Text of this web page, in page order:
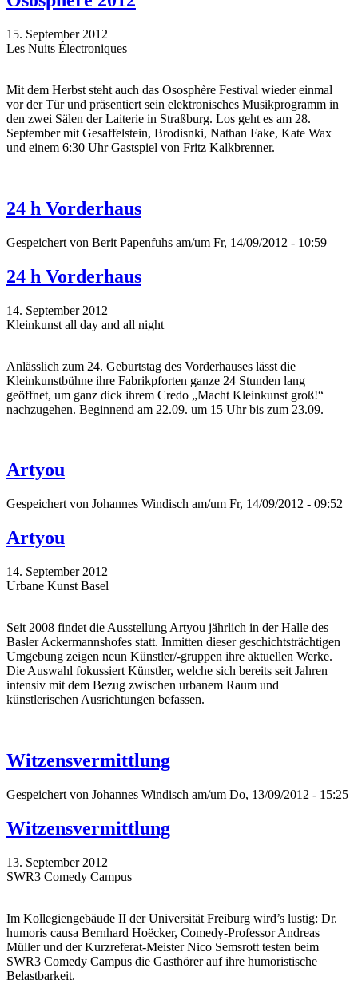
15. September 2012
Les Nuits Électroniques
Mit dem Herbst steht auch das Ososphère Festival wieder einmal
vor der Tür und präsentiert sein elektronisches Musikprogramm in
den zwei Sälen der Laiterie in Straßburg. Los geht es am 28.
September mit Gesaffelstein, Brodisnki, Nathan Fake, Kate Wax
und einem 6:30 Uhr Gastspiel von Fritz Kalkbrenner.
24 h Vorderhaus
Gespeichert von Berit Papenfuhs am/um Fr, 14/09/2012 - 10:59
24 h Vorderhaus
14. September 2012
Kleinkunst all day and all night
Anlässlich zum 24. Geburtstag des Vorderhauses lässt die
Kleinkunstbühne ihre Fabrikpforten ganze 24 Stunden lang
geöffnet, um ganz dick ihrem Credo „Macht Kleinkunst groß!“
nachzugehen. Beginnend am 22.09. um 15 Uhr bis zum 23.09.
Artyou
Gespeichert von Johannes Windisch am/um Fr, 14/09/2012 - 09:52
Artyou
14. September 2012
Urbane Kunst Basel
Seit 2008 findet die Ausstellung Artyou jährlich in der Halle des
Basler Ackermannshofes statt. Inmitten dieser geschichtsträchtigen
Umgebung zeigen neun Künstler/-gruppen ihre aktuellen Werke.
Die Auswahl fokussiert Künstler, welche sich bereits seit Jahren
intensiv mit dem Bezug zwischen urbanem Raum und
künstlerischen Ausrichtungen befassen.
Witzensvermittlung
Gespeichert von Johannes Windisch am/um Do, 13/09/2012 - 15:25
Witzensvermittlung
13. September 2012
SWR3 Comedy Campus
Im Kollegiengebäude II der Universität Freiburg wird’s lustig: Dr.
humoris causa Bernhard Hoëcker, Comedy-Professor Andreas
Müller und der Kurzreferat-Meister Nico Semsrott testen beim
SWR3 Comedy Campus die Gasthörer auf ihre humoristische
Belastbarkeit.